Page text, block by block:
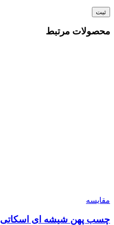
محصولات مرتبط
مقایسه
چسب پهن شیشه ای اسکاتی